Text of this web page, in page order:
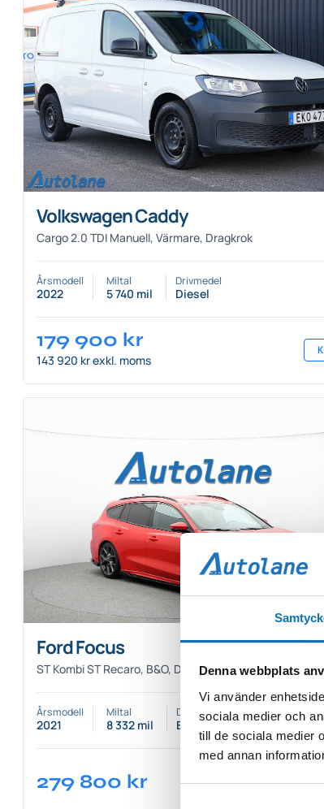
Denna webbplats
Vi använder
sociala medier och
till de sociala medier
med annan
Volkswagen Caddy
Cargo 2.0 TDI Manuell, Värmare, Dragkrok
Årsmodell
2022
Miltal
5 740 mil
Drivmedel
Diesel
179 900 kr
143 920 kr exkl. moms
Ford Focus
ST Kombi ST Recaro, B&O, DRAG, 280hk
Årsmodell
2021
Miltal
8 332 mil
Drivmedel
Bensin
279 800 kr